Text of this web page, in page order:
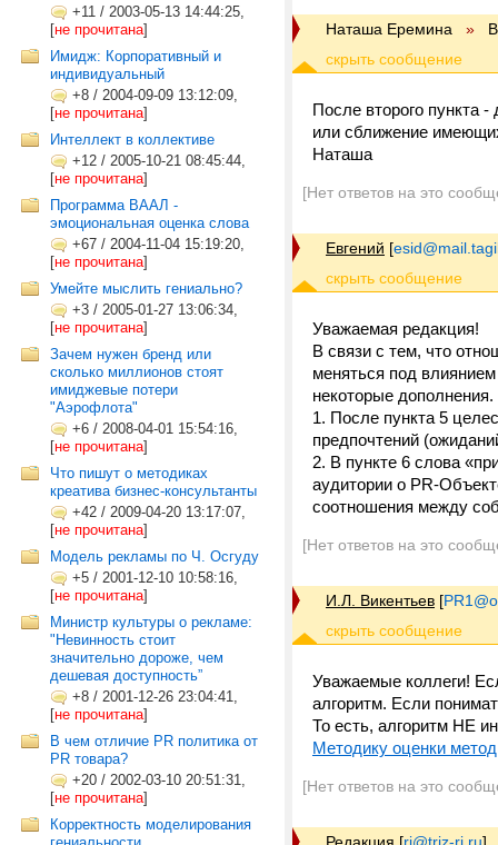
+11 / 2003-05-13 14:44:25,
[не прочитана]
Имидж: Корпоративный и
индивидуальный
+8 / 2004-09-09 13:12:09,
[не прочитана]
Интеллект в коллективе
+12 / 2005-10-21 08:45:44,
[не прочитана]
Программа ВААЛ -
эмоциональная оценка слова
+67 / 2004-11-04 15:19:20,
[не прочитана]
Умейте мыслить гениально?
+3 / 2005-01-27 13:06:34,
[не прочитана]
Зачем нужен бренд или
сколько миллионов стоят
имиджевые потери
"Аэрофлота"
+6 / 2008-04-01 15:54:16,
[не прочитана]
Что пишут о методиках
креатива бизнес-консультанты
+42 / 2009-04-20 13:17:07,
[не прочитана]
Модель рекламы по Ч. Осгуду
+5 / 2001-12-10 10:58:16,
[не прочитана]
Министр культуры о рекламе:
"Невинность стоит
значительно дороже, чем
дешевая доступность”
+8 / 2001-12-26 23:04:41,
[не прочитана]
В чем отличие PR политика от
PR товара?
+20 / 2002-03-10 20:51:31,
[не прочитана]
Корректность моделирования
Наташа Еремина »
После второго пункта
или сближение
Наташа
[Нет ответов на это
Евгений [
Уважаемая редакция!
В связи с тем, что
меняться под
некоторые дополнения.
1. После пункта 5
предпочтений
2. В пункте 6 слова
аудитории о PR-
соотношения между
[Нет ответов на это
И.Л. Викентьев [
Уважаемые коллеги!
алгоритм. Если
То есть, алгоритм НЕ
Методику оценки
[Нет ответов на это